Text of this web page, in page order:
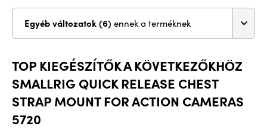
Egyéb változatok (6) ennek a terméknek
TOP KIEGÉSZÍTŐK A KÖVETKEZŐKHÖZ
SMALLRIG QUICK RELEASE CHEST
STRAP MOUNT FOR ACTION CAMERAS
5720